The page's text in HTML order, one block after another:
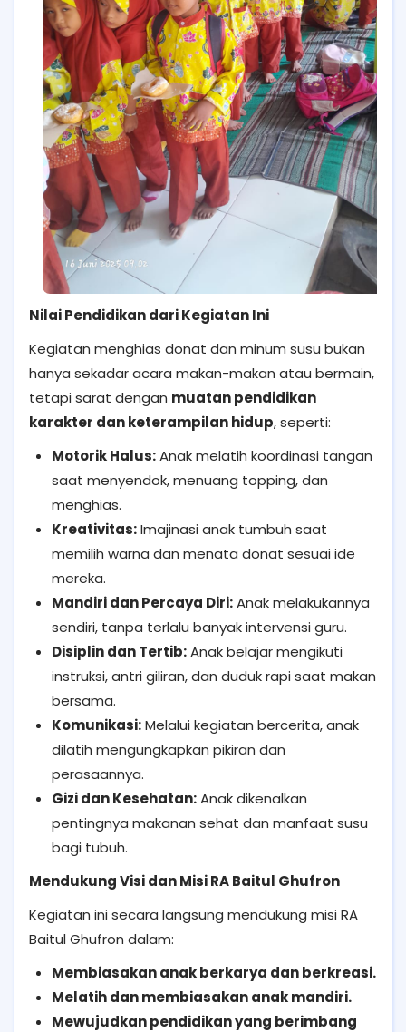
Nilai Pendidikan dari Kegiatan Ini
Kegiatan menghias donat dan minum susu bukan
hanya sekadar acara makan-makan atau bermain,
tetapi sarat dengan muatan pendidikan
karakter dan keterampilan hidup, seperti:
Motorik Halus:Anak melatih koordinasi tangan
saat menyendok, menuang topping, dan
menghias.
Kreativitas:Imajinasi anak tumbuh saat
memilih warna dan menata donat sesuai ide
mereka.
Mandiri dan Percaya Diri:Anak melakukannya
sendiri, tanpa terlalu banyak intervensi guru.
Disiplin dan Tertib:Anak belajar mengikuti
instruksi, antri giliran, dan duduk rapi saat makan
bersama.
Komunikasi:Melalui kegiatan bercerita, anak
dilatih mengungkapkan pikiran dan
perasaannya.
Gizi dan Kesehatan:Anak dikenalkan
pentingnya makanan sehat dan manfaat susu
bagi tubuh.
Mendukung Visi dan Misi RA Baitul Ghufron
Kegiatan ini secara langsung mendukung misi RA
Baitul Ghufron dalam:
Membiasakan anak berkarya dan berkreasi.
Melatih dan membiasakan anak mandiri.
Mewujudkan pendidikan yang berimbang